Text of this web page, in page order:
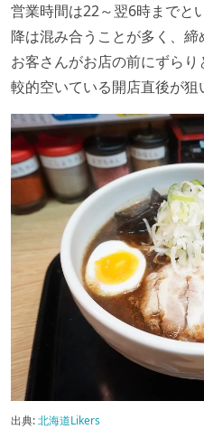
営業時間は22～翌6時まで
降は混み合うことが多く、
お客さんがお店の前にずら
較的空いている開店直後が狙
出典:北海道Likers